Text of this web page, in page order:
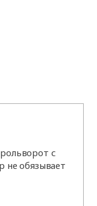
с
не обязывает